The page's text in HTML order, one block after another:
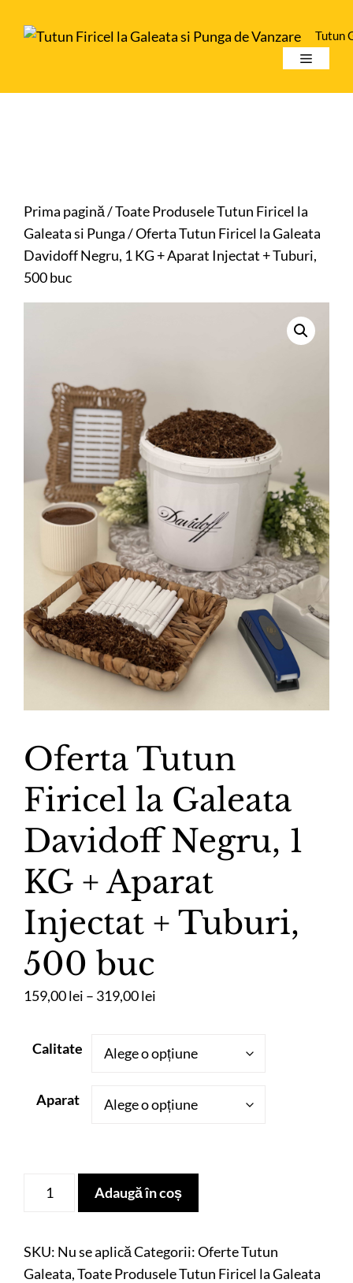
Tutun
Meniu
Prima pagină/Toate Produsele Tutun Firicel la
Galeata si Punga/ Oferta Tutun Firicel la Galeata
Davidoff Negru, 1 KG + Aparat Injectat + Tuburi,
500 buc
Oferta Tutun
Firicel la Galeata
Davidoff Negru, 1
KG + Aparat
Injectat + Tuburi,
500 buc
159,00lei – 319,00lei
159,00 lei
la
Calitate
Aparat
Cantitate
Firicel
la
Adaugă în coș
SKU: Nu se aplicăCategorii:Oferte Tutun
Galeata,Toate Produsele Tutun Firicel la Galeata